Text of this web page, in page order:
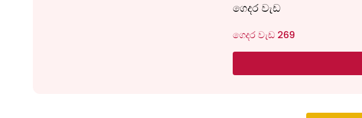
ගෙදර වැඩ
ගෙදර වැඩ 269